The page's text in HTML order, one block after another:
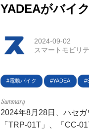
このメディ
プライバ
YADEAがバイ
2024-09-02
スマートモビリ
電動バイク YADEA
2024年8月28日、ハセ
「TRP-01T」、「CC-